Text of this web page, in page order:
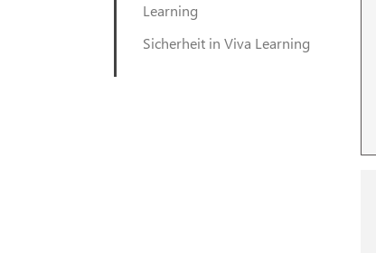
Learning
Sicherheit in Viva Learning